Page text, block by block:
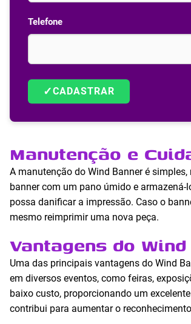
Telefone
✓CADASTRAR
Manutenção e
A manutenção do Wind Banner é
banner com um pano úmido e
possa danificar a impressão. Caso o
mesmo reimprimir uma nova peça.
Vantagens do
Uma das principais vantagens do Wind
em diversos eventos, como feiras,
baixo custo, proporcionando um
contribui para aumentar o